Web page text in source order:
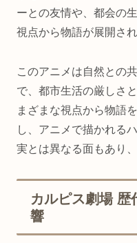
ーとの友情や、都会の
視点から物語が展開さ
このアニメは自然との
で、都市生活の厳しさ
まざまな視点から物語
し、アニメで描かれる
実とは異なる面もあり
カルピス劇場 歴
響